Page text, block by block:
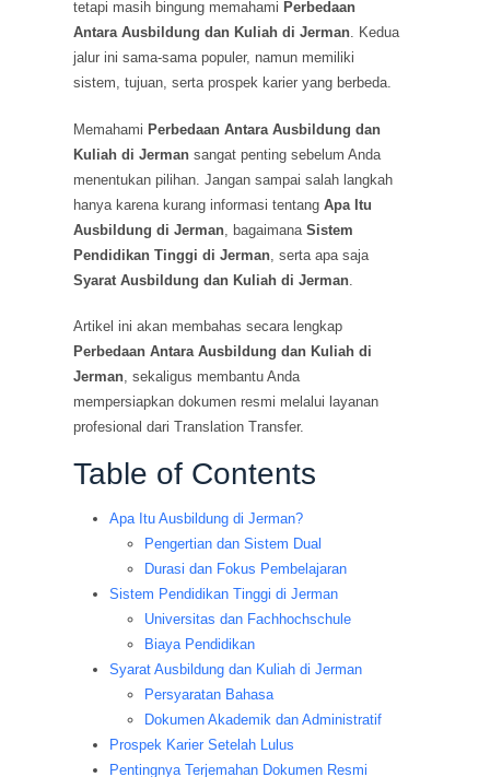
tetapi masih bingung memahami Perbedaan
Antara Ausbildung dan Kuliah di Jerman. Kedua
jalur ini sama-sama populer, namun memiliki
sistem, tujuan, serta prospek karier yang berbeda.
Memahami Perbedaan Antara Ausbildung dan
Kuliah di Jerman sangat penting sebelum Anda
menentukan pilihan. Jangan sampai salah langkah
hanya karena kurang informasi tentangApa Itu
Ausbildung di Jerman , bagaimanaSistem
Pendidikan Tinggi di Jerman , serta apa saja
Syarat Ausbildung dan Kuliah di Jerman
Artikel ini akan membahas secara lengkap
Perbedaan Antara Ausbildung dan Kuliah di
Jerman, sekaligus membantu Anda
mempersiapkan dokumen resmi melalui layanan
profesional dari Translation Transfer.
Table of Contents
Apa Itu Ausbildung di Jerman?
Pengertian dan Sistem Dual
Durasi dan Fokus Pembelajaran
Sistem Pendidikan Tinggi di Jerman
Universitas dan Fachhochschule
Biaya Pendidikan
Syarat Ausbildung dan Kuliah di Jerman
Persyaratan Bahasa
Dokumen Akademik dan Administratif
Prospek Karier Setelah Lulus
Pentingnya Terjemahan Dokumen Resmi